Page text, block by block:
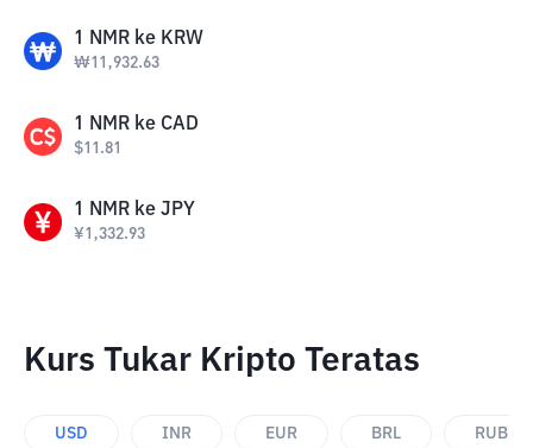
1 NMR ke KRW
₩11,932.63
1 NMR ke CAD
$11.81
1 NMR ke JPY
¥1,332.93
Kurs Tukar Kripto Teratas
USD INR EUR BRL RUB